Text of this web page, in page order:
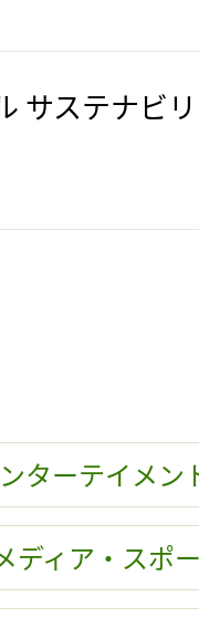
サステナビ
ターテイメン
ディア・スポ